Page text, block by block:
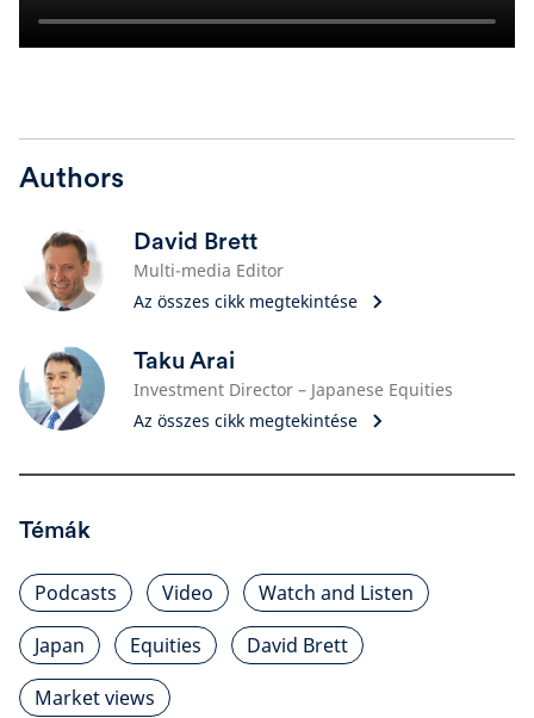
Authors
David Brett
Multi-media Editor
Az összes cikk megtekintése
Taku Arai
Investment Director – Japanese Equities
Az összes cikk megtekintése
Témák
Podcasts Video
Watch and Listen
Japan
Equities
David Brett
Market views